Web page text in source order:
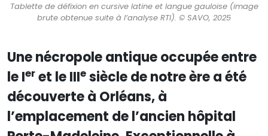
Tablette de défixion en cursive latine et langue gauloise (image
brute obtenue suite à l’analyse RTI). © SAVO, 2025
Une nécropole antique occupée entre
le Ier et le IIIe siècle de notre ère a été
découverte à Orléans, à
l’emplacement de l’ancien hôpital